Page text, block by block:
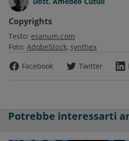
Copyrights
Testo: esanum.com
Foto: AdobeStock synthex
Facebook
Twitter
Potrebbe interessarti